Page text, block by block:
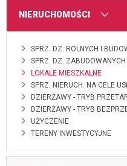
MENU
NIERUCHOMOŚCI
SPRZ. DZ. ROLNYCH I
SPRZ. DZ. ZABUDOWANYCH
LOKALE MIESZKALNE
SPRZ. NIERUCH. NA CELE
DZIERŻAWY - TRYB
DZIERŻAWY - TRYB
UŻYCZENIE
TERENY INWESTYCYJNE